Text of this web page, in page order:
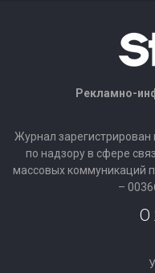
Рекламно-
Журнал
по надзору в сфере
массовых коммуникаций
–
О